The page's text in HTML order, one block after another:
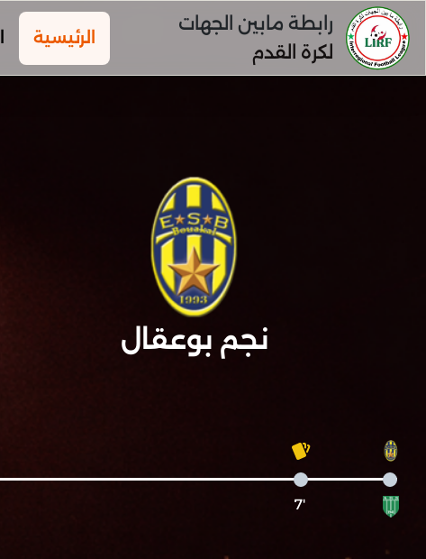
رابطة مابين الجهات
لكرة القدم
الرئيسية
نجم بوعقال
'7